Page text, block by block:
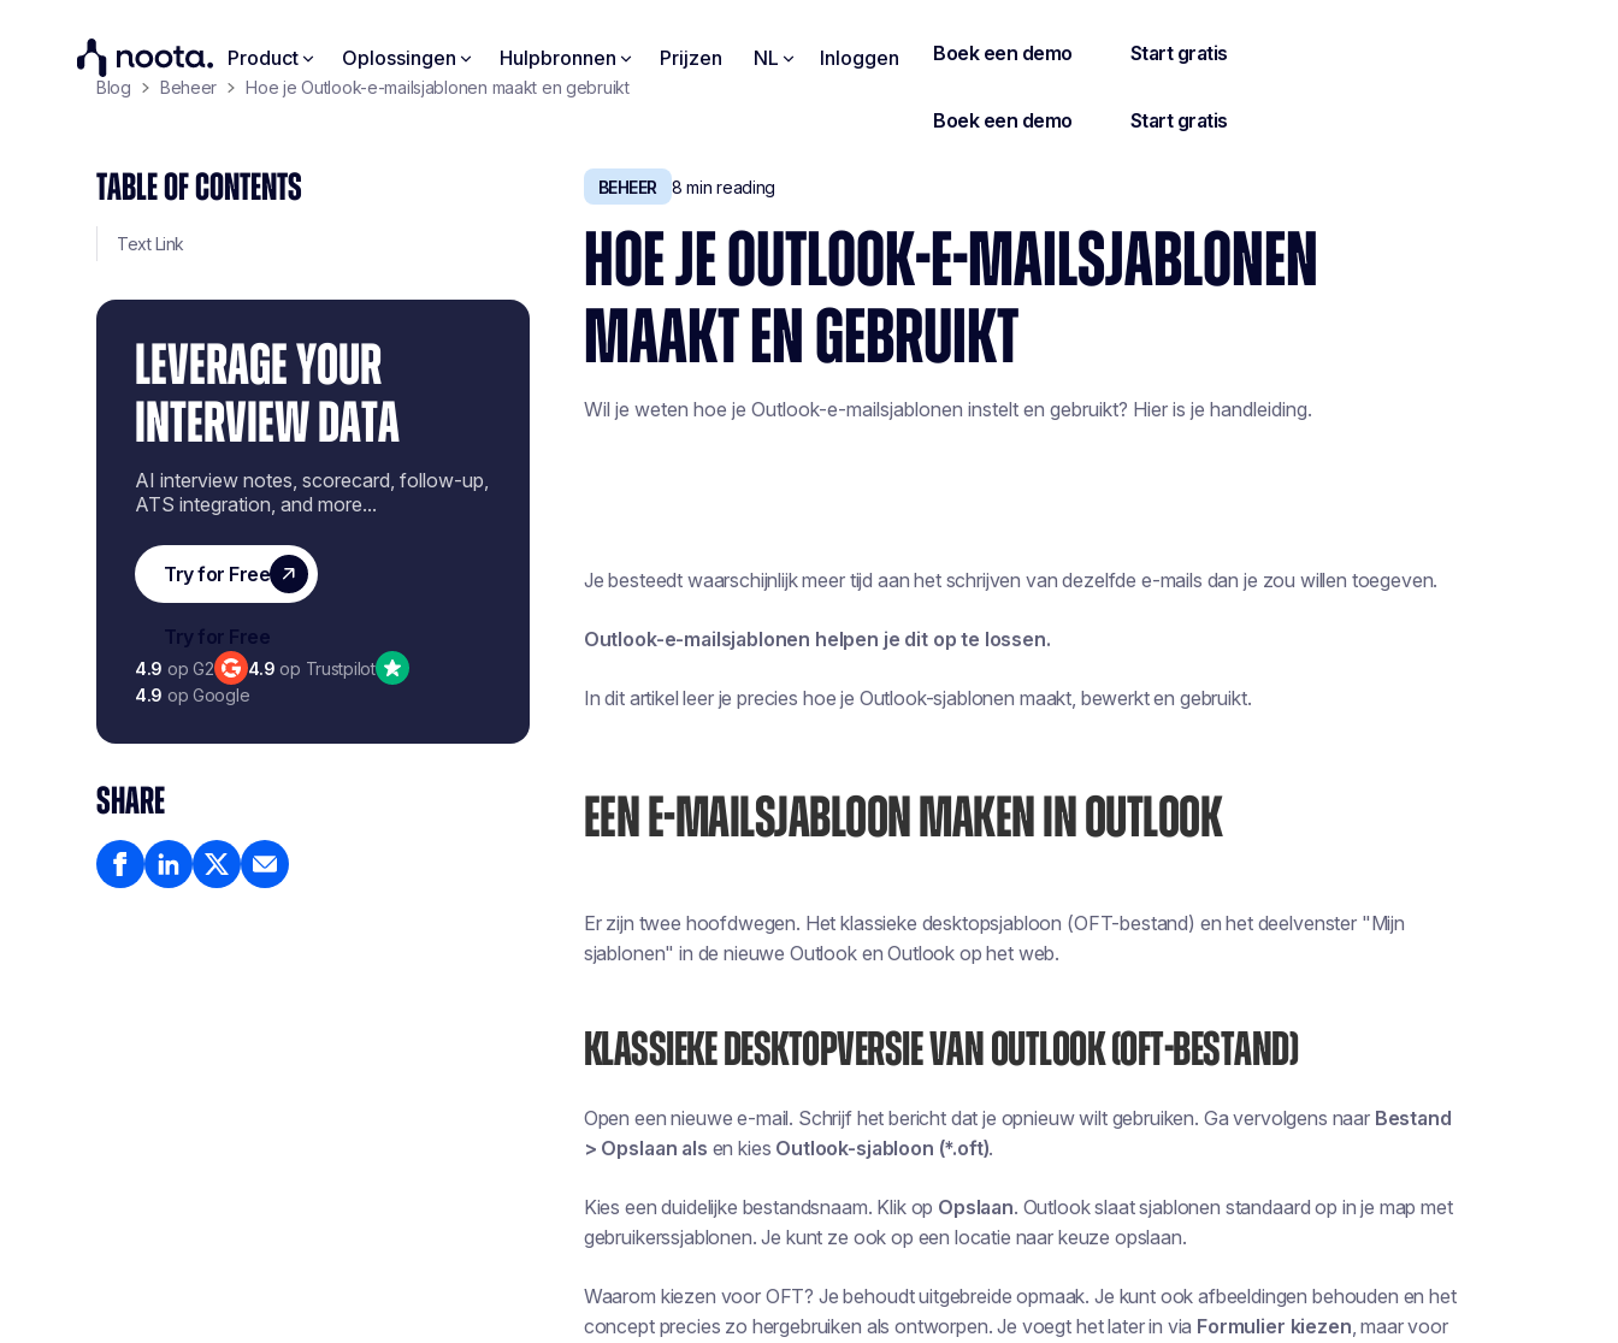
Product Oplossingen Hulpbronnen Prijzen NL Inloggen
Blog Beheer Hoe je Outlook-e-mailsjablonen maakt en gebruikt
TABLE OF CONTENTS
Text Link
LEVERAGE YOUR
INTERVIEW DATA
AI interview notes, scorecard, follow-up,
ATS integration, and more...
4.9 op G2 4.9 op Trustpilot
4.9 op Google
SHARE
BEHEER 8 min reading
HOE JE OUTLOOK-E-MAILSJABLONEN
MAAKT EN GEBRUIKT
Wil je weten hoe je Outlook-e-mailsjablonen instelt en gebruikt? Hier is je handleiding.
Je besteedt waarschijnlijk meer tijd aan het schrijven van dezelfde e-mails dan je zou willen toegeven.
Outlook-e-mailsjablonen helpen je dit op te lossen.
In dit artikel leer je precies hoe je Outlook-sjablonen maakt, bewerkt en gebruikt.
EEN E-MAILSJABLOON MAKEN IN OUTLOOK
Er zijn twee hoofdwegen. Het klassieke desktopsjabloon (OFT-bestand) en het deelvenster "Mijn
sjablonen" in de nieuwe Outlook en Outlook op het web.
KLASSIEKE DESKTOPVERSIE VAN OUTLOOK (OFT-BESTAND)
Open een nieuwe e-mail. Schrijf het bericht dat je opnieuw wilt gebruiken. Ga vervolgens naar Bestand
> Opslaan als en kies Outlook-sjabloon (*.oft).
Kies een duidelijke bestandsnaam. Klik op Opslaan. Outlook slaat sjablonen standaard op in je map met
gebruikerssjablonen. Je kunt ze ook op een locatie naar keuze opslaan.
Waarom kiezen voor OFT? Je behoudt uitgebreide opmaak. Je kunt ook afbeeldingen behouden en het
concept precies zo hergebruiken als ontworpen. Je voegt het later in via Formulier kiezen, maar voor